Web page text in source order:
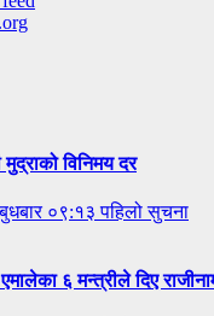
विनिमय दर
०९:१३पहिलो सुचना
६ मन्त्रीले दिए